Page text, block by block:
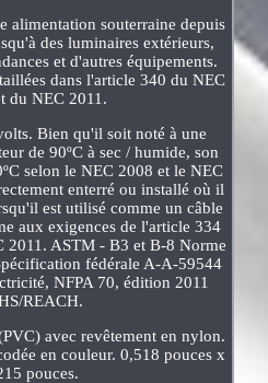
alimentation souterraine depuis
des luminaires extérieurs,
et d'autres équipements.
dans l'article 340 du NEC
du NEC 2011.
Bien qu'il soit noté à une
de 90ºC à sec / humide, son
selon le NEC 2008 et le NEC
enterré ou installé où il
est utilisé comme un câble
aux exigences de l'article 334
2011. ASTM - B3 et B-8 Norme
fédérale A-A-59544
NFPA 70, édition 2011
REACH.
avec revêtement en nylon.
en couleur. 0,518 pouces x
pouces.